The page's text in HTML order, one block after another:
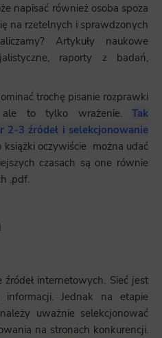
napisać również osoba spoza
na rzetelnych i sprawdzonych
Artykuły naukowe
raporty z badań,
trochę pisanie rozprawki
ale to tylko wrażenie. Tak
3 źródeł i selekcjonowanie
książki oczywiście można udać
czasach są one równie
.pdf.
internetowych. Sieć jest
informacji. Jednak na etapie
uważnie selekcjonować
na stronach konkurencji.